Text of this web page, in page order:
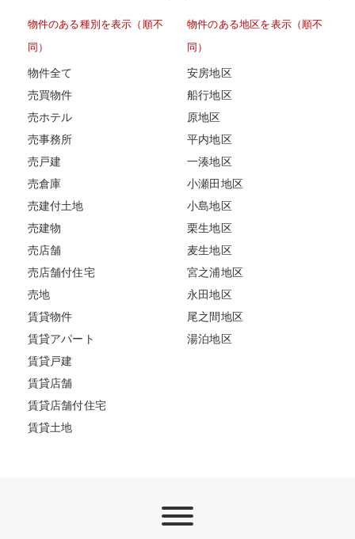
物件のある種別を表示（順不
同）
物件全て
売買物件
売ホテル
売事務所
売戸建
売倉庫
売建付土地
売建物
売店舗
売店舗付住宅
売地
賃貸物件
賃貸アパート
賃貸戸建
賃貸店舗
賃貸店舗付住宅
賃貸土地
物件のある地区を表示（順不
同）
安房地区
船行地区
原地区
平内地区
一湊地区
小瀬田地区
小島地区
栗生地区
麦生地区
宮之浦地区
永田地区
尾之間地区
湯泊地区